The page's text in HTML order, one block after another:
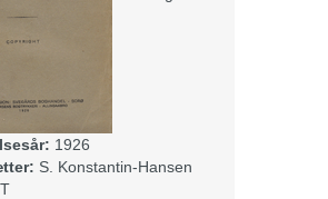
1926
S. Konstantin-Hansen